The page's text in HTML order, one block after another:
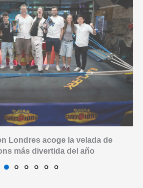
Londres acoge la velada de
más divertida del año